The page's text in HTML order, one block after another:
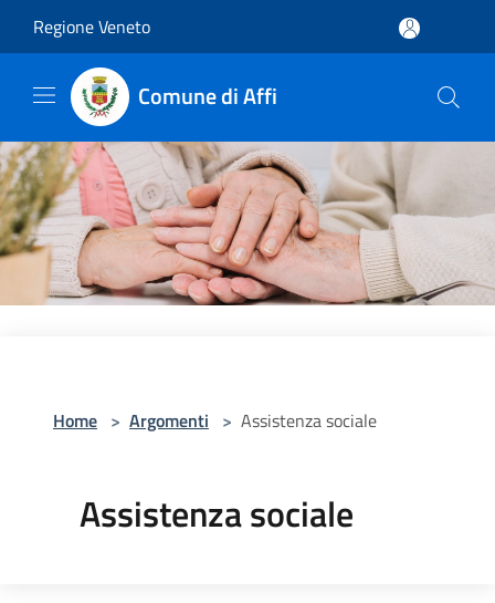
Regione Veneto
Comune di Affi
Home > Argomenti > Assistenza sociale
Assistenza sociale